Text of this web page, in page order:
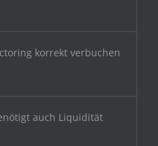
korrekt verbuchen
auch Liquidität